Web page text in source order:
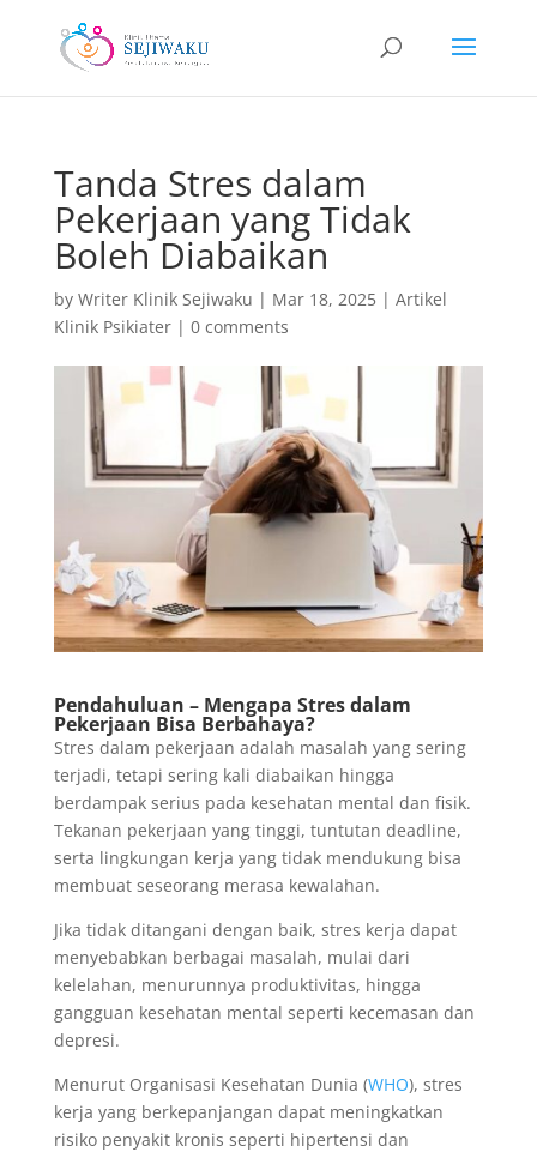
Tanda Stres dalam
Pekerjaan yang Tidak
Boleh Diabaikan
by Writer Klinik Sejiwaku | Mar 18, 2025| Artikel
Klinik Psikiater| 0 comments
Pendahuluan – Mengapa Stres dalam
Pekerjaan Bisa Berbahaya?
Stres dalam pekerjaan adalah masalah yang sering
terjadi, tetapi sering kali diabaikan hingga
berdampak serius pada kesehatan mental dan fisik.
Tekanan pekerjaan yang tinggi, tuntutan deadline,
serta lingkungan kerja yang tidak mendukung bisa
membuat seseorang merasa kewalahan.
Jika tidak ditangani dengan baik, stres kerja dapat
menyebabkan berbagai masalah, mulai dari
kelelahan, menurunnya produktivitas, hingga
gangguan kesehatan mental seperti kecemasan dan
depresi.
Menurut Organisasi Kesehatan Dunia (WHO), stres
kerja yang berkepanjangan dapat meningkatkan
risiko penyakit kronis seperti hipertensi dan